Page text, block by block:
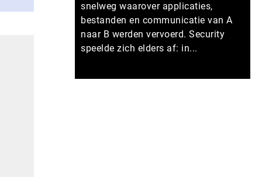
snelweg waarover applicaties,
bestanden en communicatie van A
naar B werden vervoerd. Security
speelde zich elders af: in...